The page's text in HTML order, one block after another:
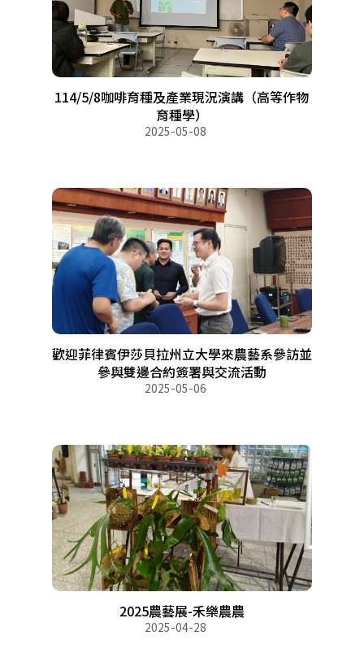
114/5/8咖啡育種及產業現況演講（高等作物
育種學）
2025-05-08
歡迎菲律賓伊莎貝拉州立大學來農藝系參訪並
參與雙邊合約簽署與交流活動
2025-05-06
2025農藝展-禾樂農農
2025-04-28